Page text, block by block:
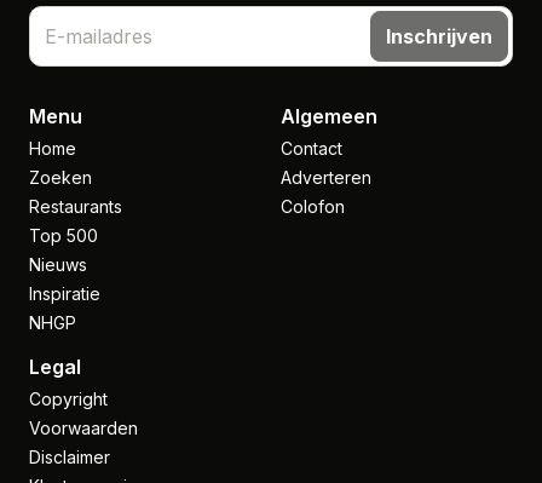
Inschrijven
Menu
Home
Zoeken
Restaurants
Top 500
Nieuws
Inspiratie
NHGP
Algemeen
Contact
Adverteren
Colofon
Legal
Copyright
Voorwaarden
Disclaimer